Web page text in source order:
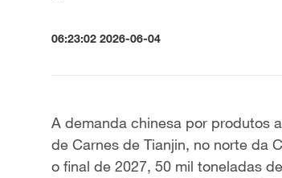
06:23:02 2026-06-04
A demanda chinesa por produtos
de Carnes de Tianjin, no norte da
o final de 2027, 50 mil toneladas